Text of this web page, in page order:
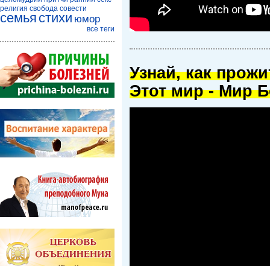
Узнай, как
Этот мир - Мир
религия свобода совести
семья стихи юмор
все теги